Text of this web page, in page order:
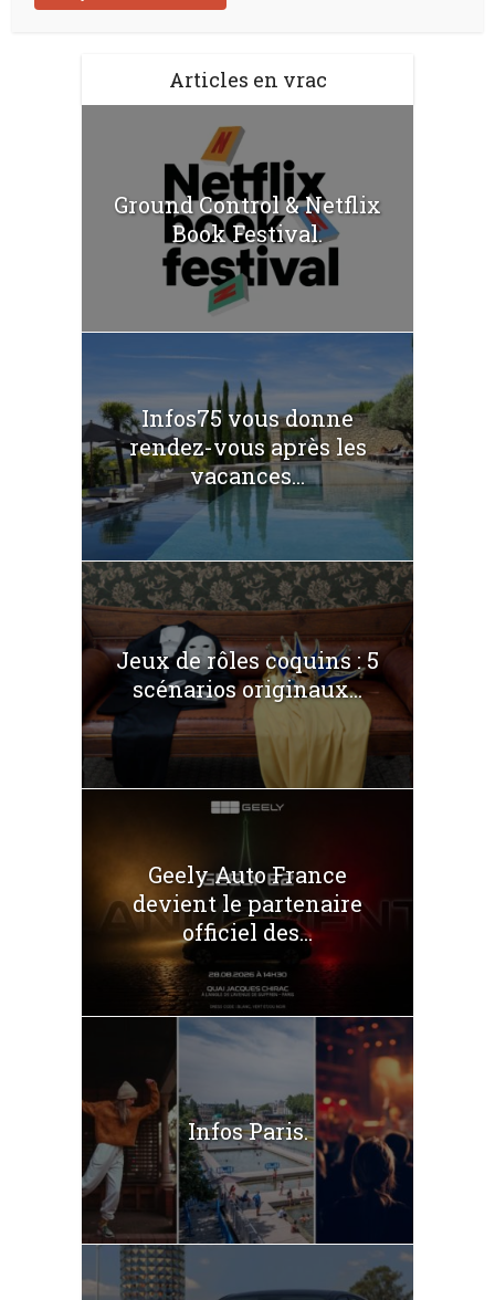
Articles en vrac
Ground Control & Netflix
Book Festival.
Infos75 vous donne
rendez-vous après les
vacances...
Jeux de rôles coquins : 5
scénarios originaux...
Geely Auto France
devient le partenaire
officiel des...
Infos Paris.